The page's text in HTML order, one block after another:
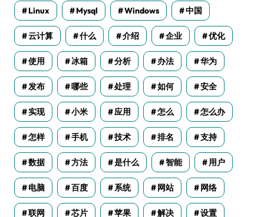
Linux Mysql Windows 中国
云计算 什么 介绍 企业 优化
使用 冰箱 分析 办法 华为
发布 哪些 处理 如何 安全
实现 小米 应用 怎么 怎么办
怎样 手机 技术 排名 支持
数据 方法 是什么 智能 用户
电脑 百度 系统 网站 网络
联网 芯片 苹果 解决 设置